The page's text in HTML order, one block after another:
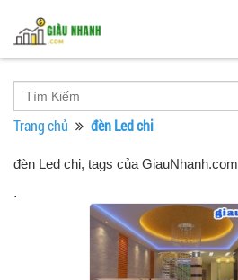
Trang chủ đèn Led chi
đèn Led chi, tags của GiauNhanh.com
.